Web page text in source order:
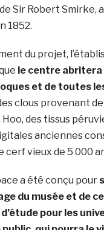
Sir Robert Smirke,
1852.
du projet,
le centre
et de toutes
clous provenant
des tissus
anciennes
cerf vieux de 5 000
a été conçu pour
du musée et de
pour les